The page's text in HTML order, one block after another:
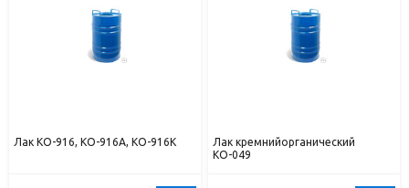
Лак КО-916, КО-916А, КО-916К
Лак кремнийорганический
КО-049